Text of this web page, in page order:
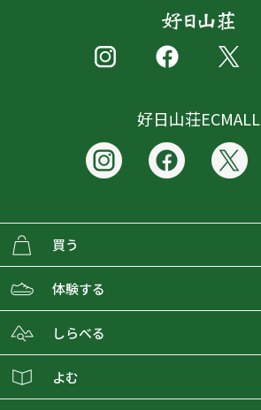
好日山荘ECMALL
買う
ECMALLの商品をさがす
取り扱いブランド一覧
ショップブログ
体験する
おとな女子登山部
しらべる
登山レポート
よむ